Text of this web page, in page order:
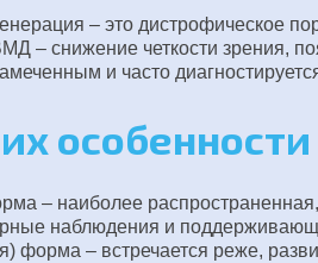
– это дистрофическое
– снижение четкости зрения,
и часто
особенности
– наиболее
наблюдения и
форма – встречается реже,